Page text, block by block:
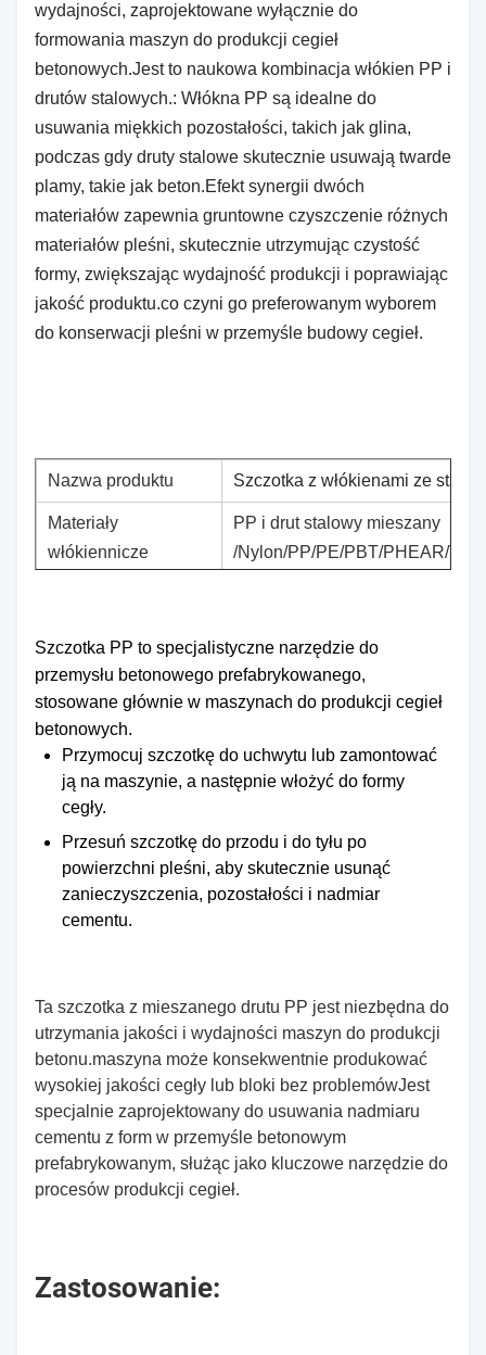
wydajności, zaprojektowane wyłącznie do
formowania maszyn do produkcji cegieł
betonowych.Jest to naukowa kombinacja włókien PP i
drutów stalowych.: Włókna PP są idealne do
usuwania miękkich pozostałości, takich jak glina,
podczas gdy druty stalowe skutecznie usuwają twarde
plamy, takie jak beton.Efekt synergii dwóch
materiałów zapewnia gruntowne czyszczenie różnych
materiałów pleśni, skutecznie utrzymując czystość
formy, zwiększając wydajność produkcji i poprawiając
jakość produktu.co czyni go preferowanym wyborem
do konserwacji pleśni w przemyśle budowy cegieł.
Nazwa produktu Szczotka z włókienami ze stali
Materiały
włókiennicze
PP i drut stalowy mieszany
/Nylon/PP/PE/PBT/PHEAR/
Materiały
podstawowe
Stali/PVC/Stali ocynkowanej/
Szczotka PP to specjalistyczne narzędzie do
przemysłu betonowego prefabrykowanego,
stosowane głównie w maszynach do produkcji cegieł
betonowych.
Przymocuj szczotkę do uchwytu lub zamontować
ją na maszynie, a następnie włożyć do formy
cegły.
Przesuń szczotkę do przodu i do tyłu po
powierzchni pleśni, aby skutecznie usunąć
zanieczyszczenia, pozostałości i nadmiar
cementu.
Ta szczotka z mieszanego drutu PP jest niezbędna do
utrzymania jakości i wydajności maszyn do produkcji
betonu.maszyna może konsekwentnie produkować
wysokiej jakości cegły lub bloki bez problemówJest
specjalnie zaprojektowany do usuwania nadmiaru
cementu z form w przemyśle betonowym
prefabrykowanym, służąc jako kluczowe narzędzie do
procesów produkcji cegieł.
Zastosowanie: